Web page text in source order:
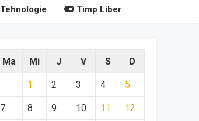
Tehnologie Timp Liber
Ma Mi J V S D
1 2 3 4 5
7 8 9 10 11 12